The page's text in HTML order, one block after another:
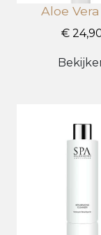
Aloe
€